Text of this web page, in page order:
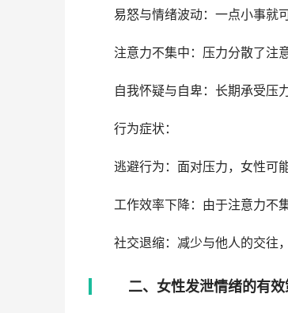
易怒与情绪波动：一点小事就可
注意力不集中：压力分散了注意
自我怀疑与自卑：长期承受压力
行为症状：
逃避行为：面对压力，女性可能
工作效率下降：由于注意力不集
社交退缩：减少与他人的交往，
二、女性发泄情绪的有效